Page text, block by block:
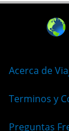
Acerca de
Terminos y
Preguntas